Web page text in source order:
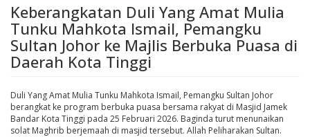
Keberangkatan Duli Yang Amat Mulia
Tunku Mahkota Ismail, Pemangku
Sultan Johor ke Majlis Berbuka Puasa di
Daerah Kota Tinggi
Duli Yang Amat Mulia Tunku Mahkota Ismail, Pemangku Sultan Johor
berangkat ke program berbuka puasa bersama rakyat di Masjid Jamek
Bandar Kota Tinggi pada 25 Februari 2026. Baginda turut menunaikan
solat Maghrib berjemaah di masjid tersebut. Allah Peliharakan Sultan.